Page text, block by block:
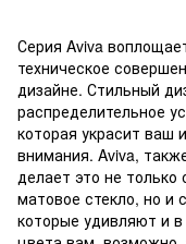
Серия Aviva
техническое
дизайне. Стильный
распределительное
которая украсит ваш
внимания. Aviva,
делает это не
матовое стекло, но
которые удивляют и